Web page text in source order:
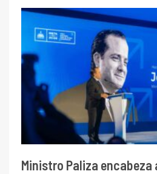
Ministro Paliza encabeza